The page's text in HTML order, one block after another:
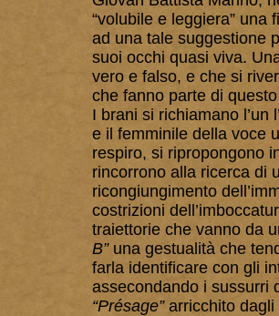
“volubile e leggiera”
ad una tale suggestione
suoi occhi quasi viva.
vero e falso, e che si
che fanno parte di
I brani si richiamano
e il femminile della voce
respiro, si ripropongono
rincorrono alla ricerca di
ricongiungimento
costrizioni
traiettorie che vanno da
B”una gestualità che
farla identificare con gli
assecondando i sussurri
“Présage”arricchito dagli